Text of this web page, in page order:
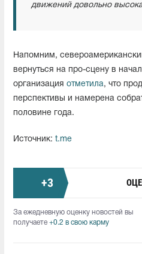
движений довольно
Напомним,
вернуться на про-сцену в
организация отметила, что
перспективы и намерена
половине года.
Источник: t.me
+3
За ежедневную оценку новостей вы
получаете +0.2 в свою карму